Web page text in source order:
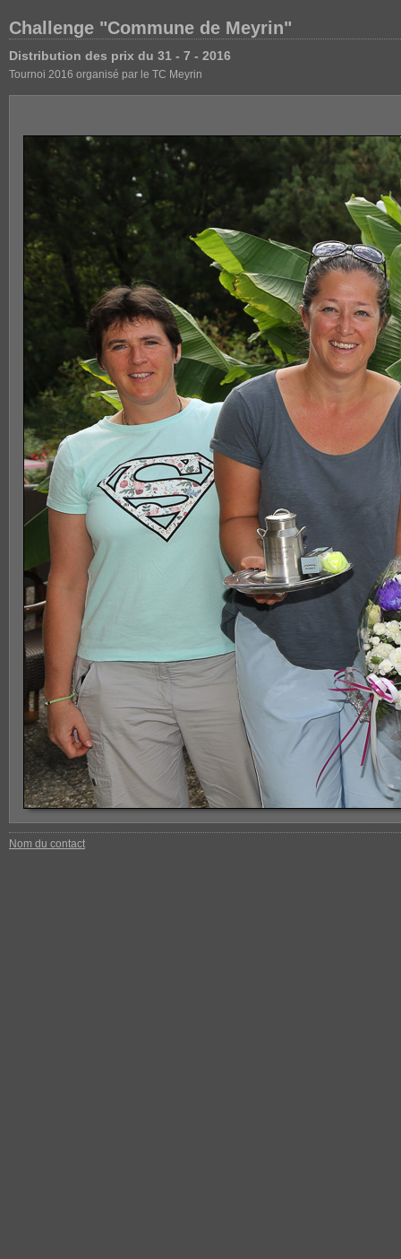
Challenge "Commune de Meyrin"
Distribution des prix du 31 - 7 - 2016
Tournoi 2016 organisé par le TC Meyrin
Nom du contact